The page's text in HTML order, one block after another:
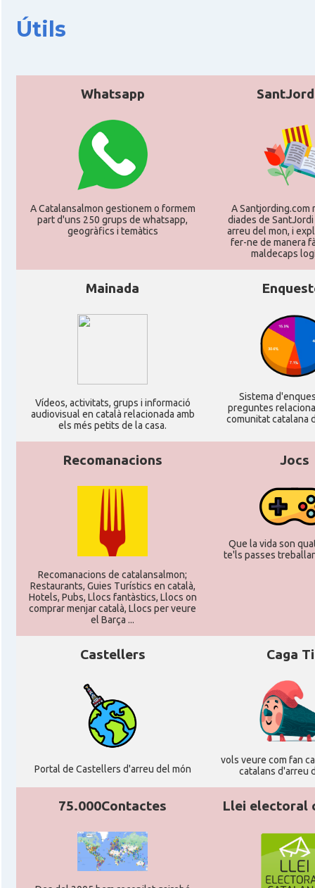
Consolat Consolat general a Munich
Consolat Consolat general a Stuttgart
Ambaixada Ambaixada espanyola a Alemanya
Útils
Whatsapp
A Catalansalmon gestionem o formem
part d'uns 250 grups de whatsapp,
geogràfics i temàtics
A Santjording.com
diades de
arreu del mon, i
fer-ne de manera
maldecaps
Mainada
Ví­deos, activitats, grups i informació
audiovisual en català relacionada amb
els més petits de la casa.
Sistema
preguntes
comunitat catalana
Recomanacions
Recomanacions de catalansalmon;
Restaurants, Guies Turístics en català,
Hotels, Pubs, Llocs fantàstics, Llocs on
comprar menjar català, Llocs per veure
el Barça ...
Jocs
Que la vida son
te'ls passes
Castellers
Portal de Castellers d'arreu del món
Caga
vols veure com fan
catalans d'arreu
75.000Contactes Llei electoral